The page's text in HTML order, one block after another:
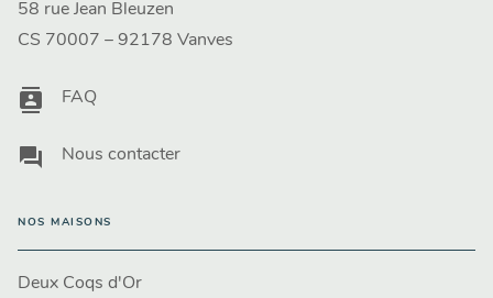
58 rue Jean Bleuzen
CS 70007 – 92178 Vanves
contacts FAQ
question_answer Nous contacter
NOS MAISONS
Deux Coqs d'Or